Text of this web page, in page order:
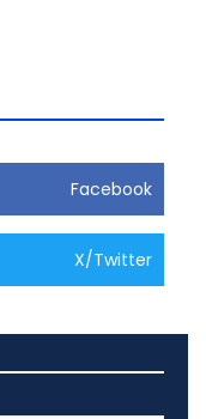
Facebook
X/Twitter